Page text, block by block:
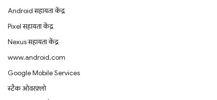
Android सहायता केंद्र
Pixel सहायता केंद्र
Nexus सहायता केंद्र
www.android.com
Google Mobile Services
स्टैक ओवरफ़्लो